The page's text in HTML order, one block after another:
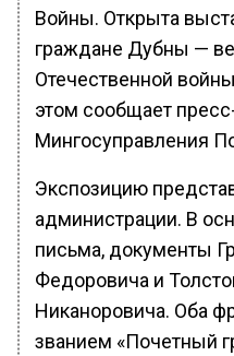
Войны. Открыта
граждане Дубны —
Отечественной
этом сообщает
Мингосуправления
Экспозицию
администрации. В
письма, документы
Федоровича и
Никаноровича. Оба
званием «Почетный